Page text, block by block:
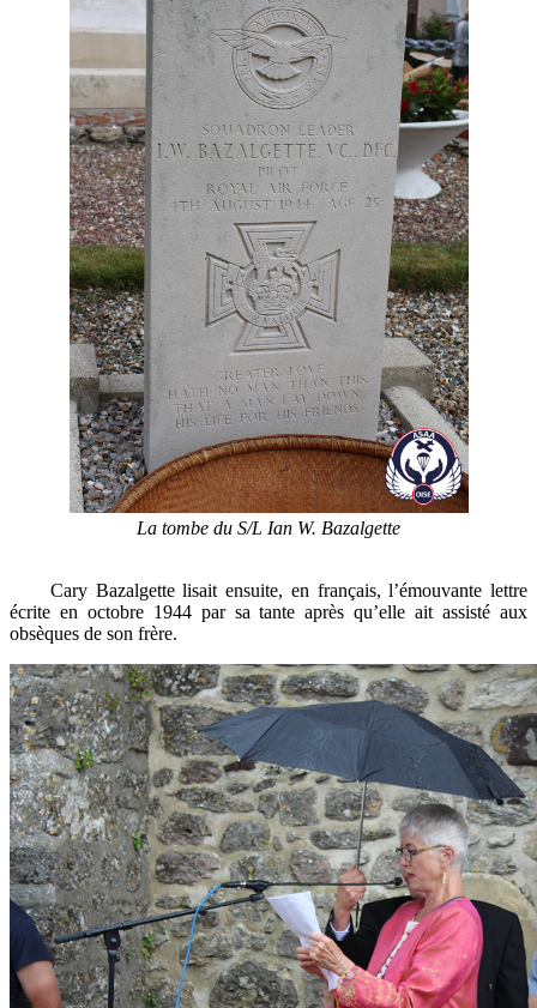
La tombe du S/L Ian W. Bazalgette
Cary Bazalgette lisait ensuite, en français, l’émouvante lettre
écrite en octobre 1944 par sa tante après qu’elle ait assisté aux
obsèques de son frère.